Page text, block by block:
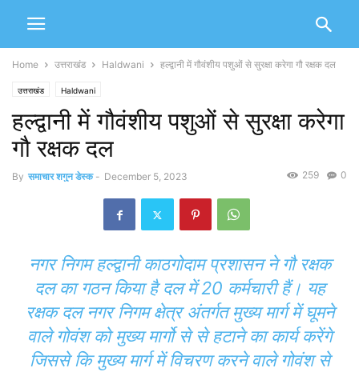
Home उत्तराखंड Haldwani हल्द्वानी में गौवंशीय पशुओं से सुरक्षा करेगा गौ रक्षक दल
उत्तराखंड Haldwani
हल्द्वानी में गौवंशीय पशुओं से सुरक्षा करेगा
गौ रक्षक दल
By समाचार शगुन डेस्क - December 5, 2023 0
259
नगर निगम हल्द्वानी काठगोदाम प्रशासन ने गौ रक्षक
दल का गठन किया है दल में 20 कर्मचारी हैं। यह
रक्षक दल नगर निगम क्षेत्र अंतर्गत मुख्य मार्ग में घूमने
वाले गोवंश को मुख्य मार्गो से से हटाने का कार्य करेंगे
जिससे कि मुख्य मार्ग में विचरण करने वाले गोवंश से